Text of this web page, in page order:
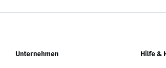
Unternehmen Hilfe &